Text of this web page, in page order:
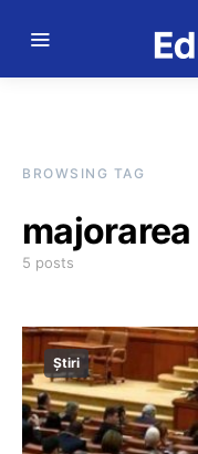
BROWSING TAG
5 posts
Știri